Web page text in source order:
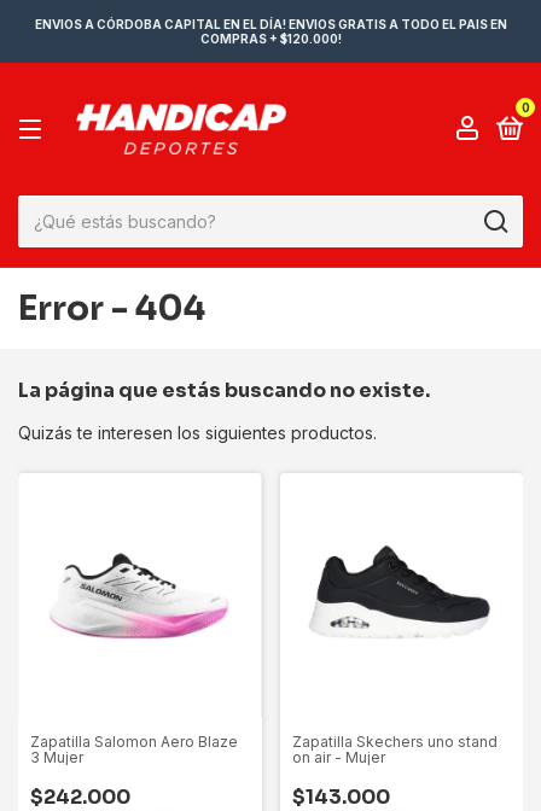
ENVIOS A CÓRDOBA CAPITAL EN EL DÍA! ENVIOS GRATIS A TODO EL PAIS EN
COMPRAS + $120.000!
0
Error - 404
La página que estás buscando no existe.
Quizás te interesen los siguientes productos.
Zapatilla Salomon Aero Blaze
3 Mujer
$242.000
Zapatilla Skechers uno stand
on air - Mujer
$143.000